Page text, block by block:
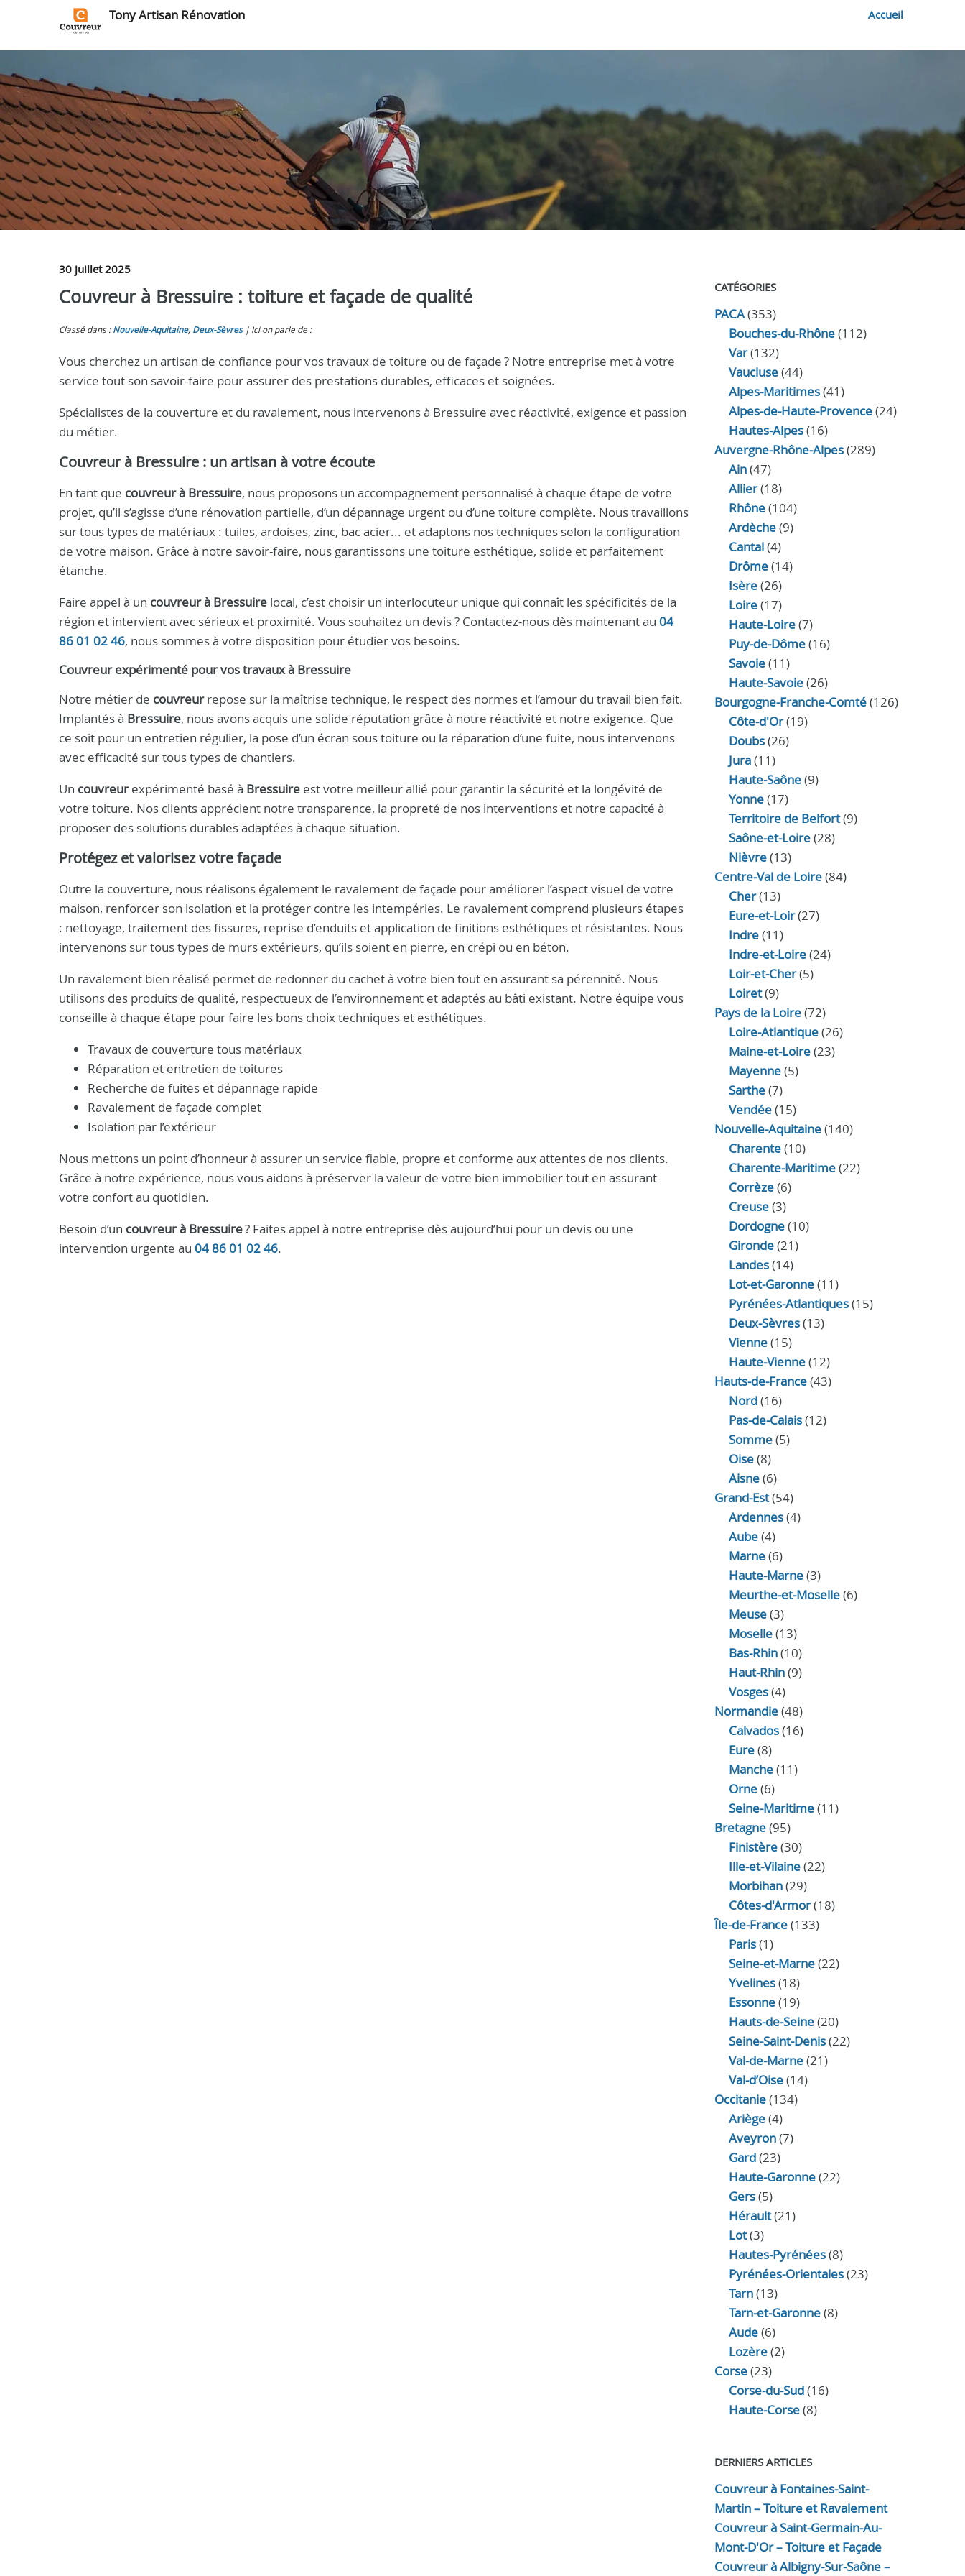
Tony Artisan Rénovation Accueil
30 juillet 2025
Couvreur à Bressuire : toiture et façade de qualité
Classé dans : Nouvelle-Aquitaine, Deux-Sèvres Ici on parle de :
Vous cherchez un artisan de confiance pour vos travaux de toiture ou de façade ? Notre entreprise met à votre
service tout son savoir-faire pour assurer des prestations durables, efficaces et soignées.
Spécialistes de la couverture et du ravalement, nous intervenons à Bressuire avec réactivité, exigence et passion
du métier.
Couvreur à Bressuire : un artisan à votre écoute
En tant que couvreur à Bressuire, nous proposons un accompagnement personnalisé à chaque étape de votre
projet, qu’il s’agisse d’une rénovation partielle, d’un dépannage urgent ou d’une toiture complète. Nous travaillons
sur tous types de matériaux : tuiles, ardoises, zinc, bac acier... et adaptons nos techniques selon la configuration
de votre maison. Grâce à notre savoir-faire, nous garantissons une toiture esthétique, solide et parfaitement
étanche.
Faire appel à un couvreur à Bressuire local, c’est choisir un interlocuteur unique qui connaît les spécificités de la
région et intervient avec sérieux et proximité. Vous souhaitez un devis ? Contactez-nous dès maintenant au 04
86 01 02 46, nous sommes à votre disposition pour étudier vos besoins.
Couvreur expérimenté pour vos travaux à Bressuire
Notre métier de couvreurrepose sur la maîtrise technique, le respect des normes et l’amour du travail bien fait.
Implantés à Bressuire, nous avons acquis une solide réputation grâce à notre réactivité et notre exigence. Que
ce soit pour un entretien régulier, la pose d’un écran sous toiture ou la réparation d’une fuite, nous intervenons
avec efficacité sur tous types de chantiers.
Un couvreurexpérimenté basé à Bressuire est votre meilleur allié pour garantir la sécurité et la longévité de
votre toiture. Nos clients apprécient notre transparence, la propreté de nos interventions et notre capacité à
proposer des solutions durables adaptées à chaque situation.
Protégez et valorisez votre façade
Outre la couverture, nous réalisons également le ravalement de façade pour améliorer l’aspect visuel de votre
maison, renforcer son isolation et la protéger contre les intempéries. Le ravalement comprend plusieurs étapes
: nettoyage, traitement des fissures, reprise d’enduits et application de finitions esthétiques et résistantes. Nous
intervenons sur tous types de murs extérieurs, qu’ils soient en pierre, en crépi ou en béton.
Un ravalement bien réalisé permet de redonner du cachet à votre bien tout en assurant sa pérennité. Nous
utilisons des produits de qualité, respectueux de l’environnement et adaptés au bâti existant. Notre équipe vous
conseille à chaque étape pour faire les bons choix techniques et esthétiques.
Travaux de couverture tous matériaux
Réparation et entretien de toitures
Recherche de fuites et dépannage rapide
Ravalement de façade complet
Isolation par l’extérieur
Nous mettons un point d’honneur à assurer un service fiable, propre et conforme aux attentes de nos clients.
Grâce à notre expérience, nous vous aidons à préserver la valeur de votre bien immobilier tout en assurant
votre confort au quotidien.
Besoin d’un couvreur à Bressuire? Faites appel à notre entreprise dès aujourd’hui pour un devis ou une
intervention urgente au 04 86 01 02 46.
CATÉGORIES
PACA(353)
Bouches-du-Rhône(112)
Var(132)
Vaucluse(44)
Alpes-Maritimes(41)
Alpes-de-Haute-Provence(24)
Hautes-Alpes(16)
Auvergne-Rhône-Alpes(289)
Ain(47)
Allier(18)
Rhône(104)
Ardèche(9)
Cantal(4)
Drôme(14)
Isère(26)
Loire(17)
Haute-Loire(7)
Puy-de-Dôme(16)
Savoie(11)
Haute-Savoie(26)
Bourgogne-Franche-Comté(126)
Côte-d'Or(19)
Doubs(26)
Jura(11)
Haute‑Saône(9)
Yonne(17)
Territoire de Belfort(9)
Saône-et-Loire(28)
Nièvre(13)
Centre-Val de Loire(84)
Cher(13)
Eure‑et‑Loir(27)
Indre(11)
Indre‑et‑Loire(24)
Loir‑et‑Cher(5)
Loiret(9)
Pays de la Loire(72)
Loire-Atlantique(26)
Maine-et-Loire(23)
Mayenne(5)
Sarthe(7)
Vendée(15)
Nouvelle-Aquitaine(140)
Charente(10)
Charente-Maritime(22)
Corrèze(6)
Creuse(3)
Dordogne(10)
Gironde(21)
Landes(14)
Lot-et-Garonne(11)
Pyrénées-Atlantiques(15)
Deux-Sèvres(13)
Vienne(15)
Haute-Vienne(12)
Hauts-de-France(43)
Nord(16)
Pas-de-Calais(12)
Somme(5)
Oise(8)
Aisne(6)
Grand-Est(54)
Ardennes(4)
Aube(4)
Marne(6)
Haute-Marne(3)
Meurthe-et-Moselle(6)
Meuse(3)
Moselle(13)
Bas-Rhin(10)
Haut-Rhin(9)
Vosges(4)
Normandie(48)
Calvados(16)
Eure(8)
Manche(11)
Orne(6)
Seine-Maritime(11)
Bretagne(95)
Finistère(30)
Ille-et-Vilaine(22)
Morbihan(29)
Côtes-d'Armor(18)
Île-de-France(133)
Paris(1)
Seine-et-Marne(22)
Yvelines(18)
Essonne(19)
Hauts-de-Seine(20)
Seine-Saint-Denis(22)
Val-de-Marne(21)
Val-d’Oise(14)
Occitanie(134)
Ariège(4)
Aveyron(7)
Gard(23)
Haute-Garonne(22)
Gers(5)
Hérault(21)
Lot(3)
Hautes-Pyrénées(8)
Pyrénées-Orientales(23)
Tarn(13)
Tarn-et-Garonne(8)
Aude(6)
Lozère(2)
Corse(23)
Corse-du-Sud(16)
Haute-Corse(8)
DERNIERS ARTICLES
Couvreur à Fontaines-Saint-
Martin – Toiture et Ravalement
Couvreur à Saint-Germain-Au-
Mont-D'Or – Toiture et Façade
Couvreur à Albigny-Sur-Saône –